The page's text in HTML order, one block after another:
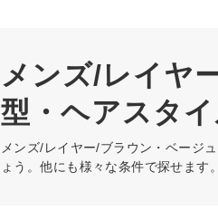
メンズ/レイヤ
型・ヘアスタ
メンズ/レイヤー/ブラウン・ベージ
ょう。他にも様々な条件で探せます。